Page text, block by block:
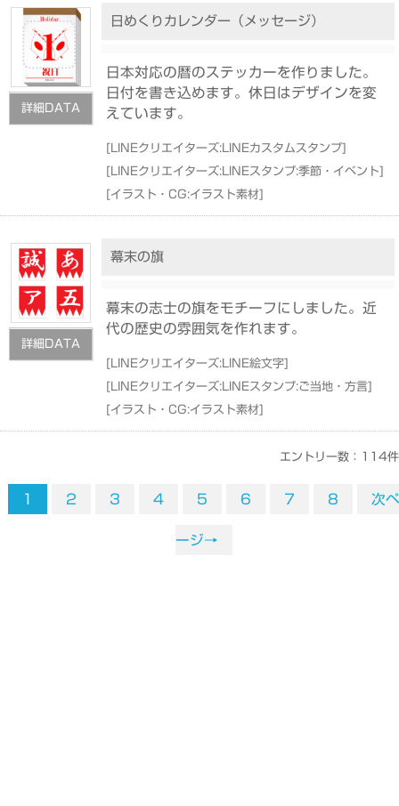
詳細DATA
日めくりカレンダー（メッセージ）
日本対応の暦のステッカーを作りました。
日付を書き込めます。休日はデザインを変
えています。
[ LINEクリエイターズ:LINEカスタムスタンプ]
[ LINEクリエイターズ:LINEスタンプ:季節・イベント]
[イラスト・CG:イラスト素材]
詳細DATA
幕末の旗
幕末の志士の旗をモチーフにしました。近
代の歴史の雰囲気を作れます。
[ LINEクリエイターズ:LINE絵文字]
[ LINEクリエイターズ:LINEスタンプ:ご当地・方言]
[イラスト・CG:イラスト素材]
エントリー数：114件
1 2 3 4 5 6 7 8 次ペ
ージ→